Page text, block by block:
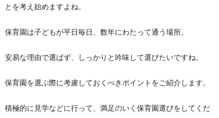
とを考え始めますよね。
保育園は子どもが平日毎日、数年にわたって通う場所。
安易な理由で選ばず、しっかりと吟味して選びたいですね。
保育園を選ぶ際に考慮しておくべきポイントをご紹介します。
積極的に見学などに行って、満足のいく保育園選びをしてくだ